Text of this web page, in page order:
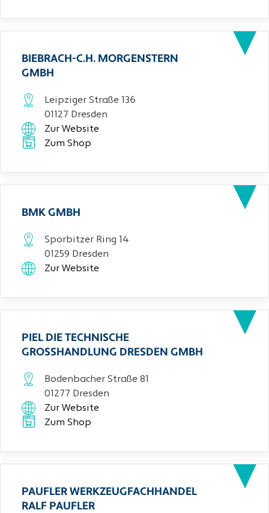
BIEBRACH-C.H. MORGENSTERN
GMBH
Leipziger Straße 136
01127 Dresden
Zur Website
Zum Shop
BMK GMBH
Sporbitzer Ring 14
01259 Dresden
Zur Website
PIEL DIE TECHNISCHE
GROSSHANDLUNG DRESDEN GMBH
Bodenbacher Straße 81
01277 Dresden
Zur Website
Zum Shop
PAUFLER WERKZEUGFACHHANDEL
RALF PAUFLER